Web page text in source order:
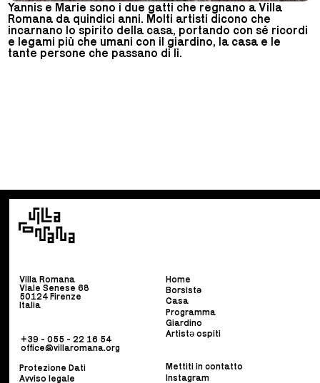
Yannis e Marie sono i due gatti che regnano a Villa
Romana da quindici anni. Molti artisti dicono che
incarnano lo spirito della casa, portando con sé ricordi
e legami più che umani con il giardino, la casa e le
tante persone che passano di lì.
Villa Romana
Viale Senese 68
50124 Firenze
Italia
+39 - 055 - 22 16 54
office@villaromana.org
Home
Borsistə
Casa
Programma
Giardino
Artistə ospiti
Protezione Dati
Avviso legale
Mettiti in contatto
Instagram